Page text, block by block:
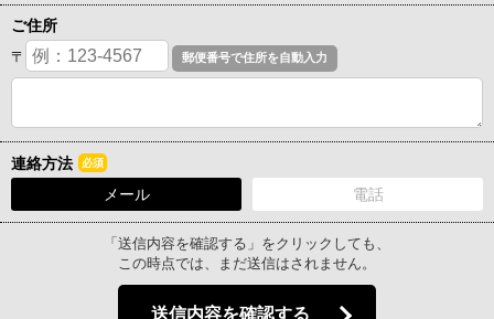
ご住所
〒
連絡方法 必須
メール 電話
「送信内容を確認する」をクリックしても、
この時点では、まだ送信はされません。
送信内容を確認する